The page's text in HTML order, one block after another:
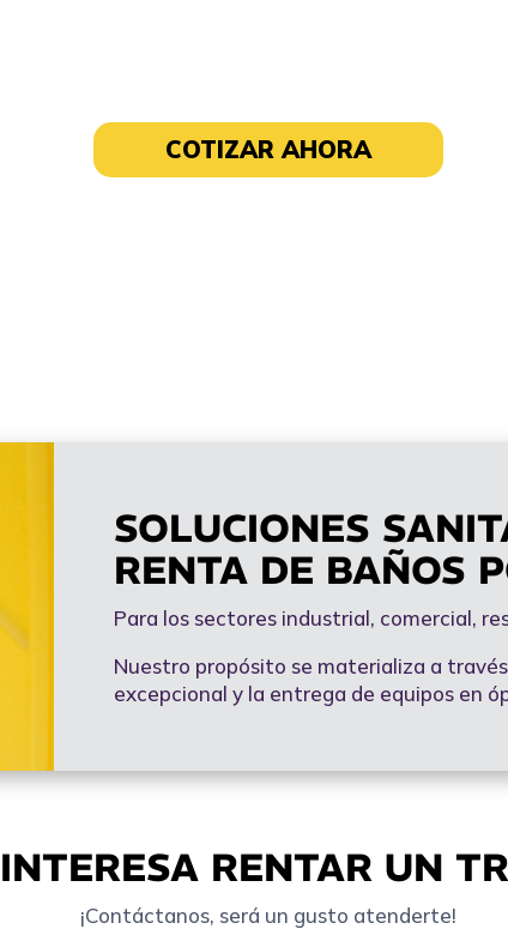
COTIZAR AHORA
SOLUCIONES
RENTA DE BAÑOS
Para los sectores industrial, comercial,
Nuestro propósito se materializa a
excepcional y la entrega de equipos en
RENTAR UN
¡Contáctanos, será un gusto atenderte!